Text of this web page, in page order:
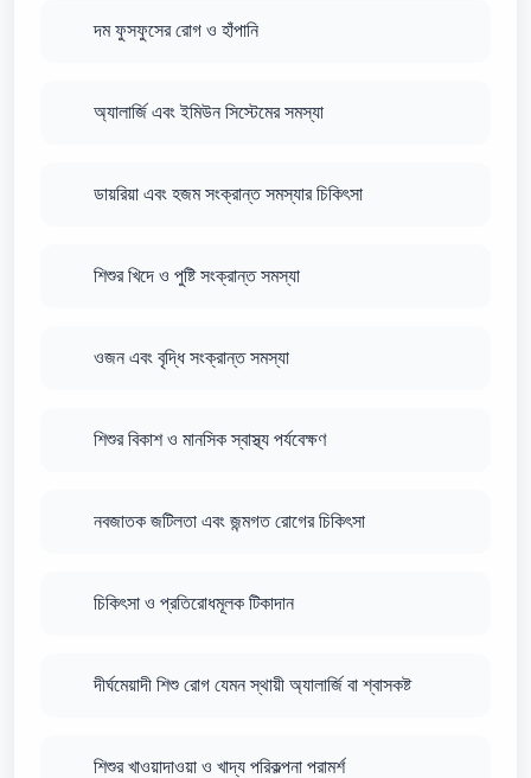
দম ফুসফুসের রোগ ও হাঁপানি
অ্যালার্জি এবং ইমিউন সিস্টেমের সমস্যা
ডায়রিয়া এবং হজম সংক্রান্ত সমস্যার চিকিৎসা
শিশুর খিদে ও পুষ্টি সংক্রান্ত সমস্যা
ওজন এবং বৃদ্ধি সংক্রান্ত সমস্যা
শিশুর বিকাশ ও মানসিক স্বাস্থ্য পর্যবেক্ষণ
নবজাতক জটিলতা এবং জন্মগত রোগের চিকিৎসা
চিকিৎসা ও প্রতিরোধমূলক টিকাদান
দীর্ঘমেয়াদী শিশু রোগ যেমন স্থায়ী অ্যালার্জি বা শ্বাসকষ্ট
শিশুর খাওয়াদাওয়া ও খাদ্য পরিকল্পনা পরামর্শ